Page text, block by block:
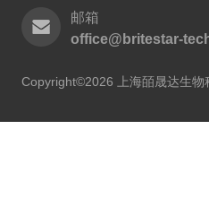
邮箱
office@britestar-
Copyright©2026 上海皕晟达生